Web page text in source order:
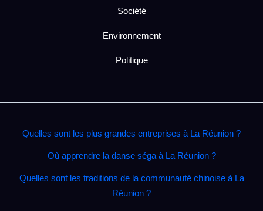
Société
Environnement
Politique
Quelles sont les plus grandes entreprises à La Réunion ?
Où apprendre la danse séga à La Réunion ?
Quelles sont les traditions de la communauté chinoise à La
Réunion ?